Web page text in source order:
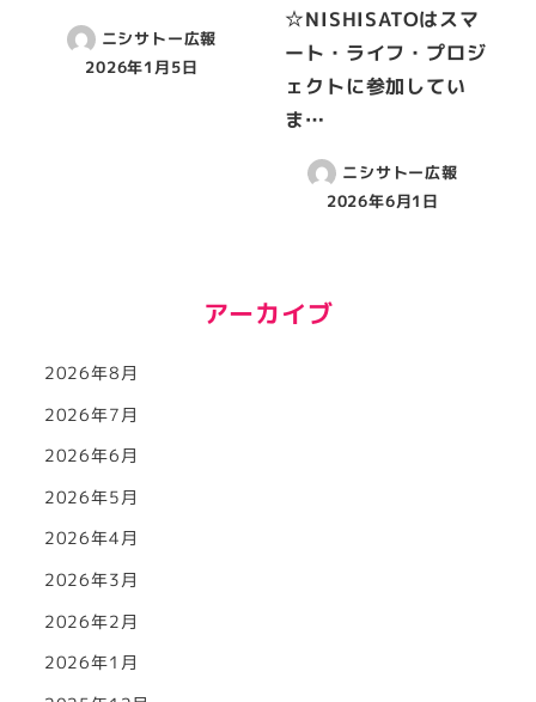
ニシサトー広報
2026年1月5日
☆NISHISATOはスマ
ート・ライフ・プロジ
ェクトに参加してい
ま…
ニシサトー広報
2026年6月1日
アーカイブ
2026年8月
2026年7月
2026年6月
2026年5月
2026年4月
2026年3月
2026年2月
2026年1月